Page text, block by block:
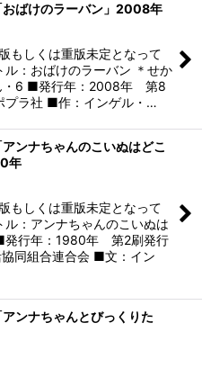
おばけのラーバン」2008年
もしくは重版未定となって
：おばけのラーバン ＊せか
・6 ■発行年：2008年 第8
プラ社 ■作：インゲル・…
ンナちゃんのこいぬはどこ
年
もしくは重版未定となって
：アンナちゃんのこいぬは
発行年：1980年 第2刷発行
同組合連合会 ■文：イン
ンナちゃんとびっくりた